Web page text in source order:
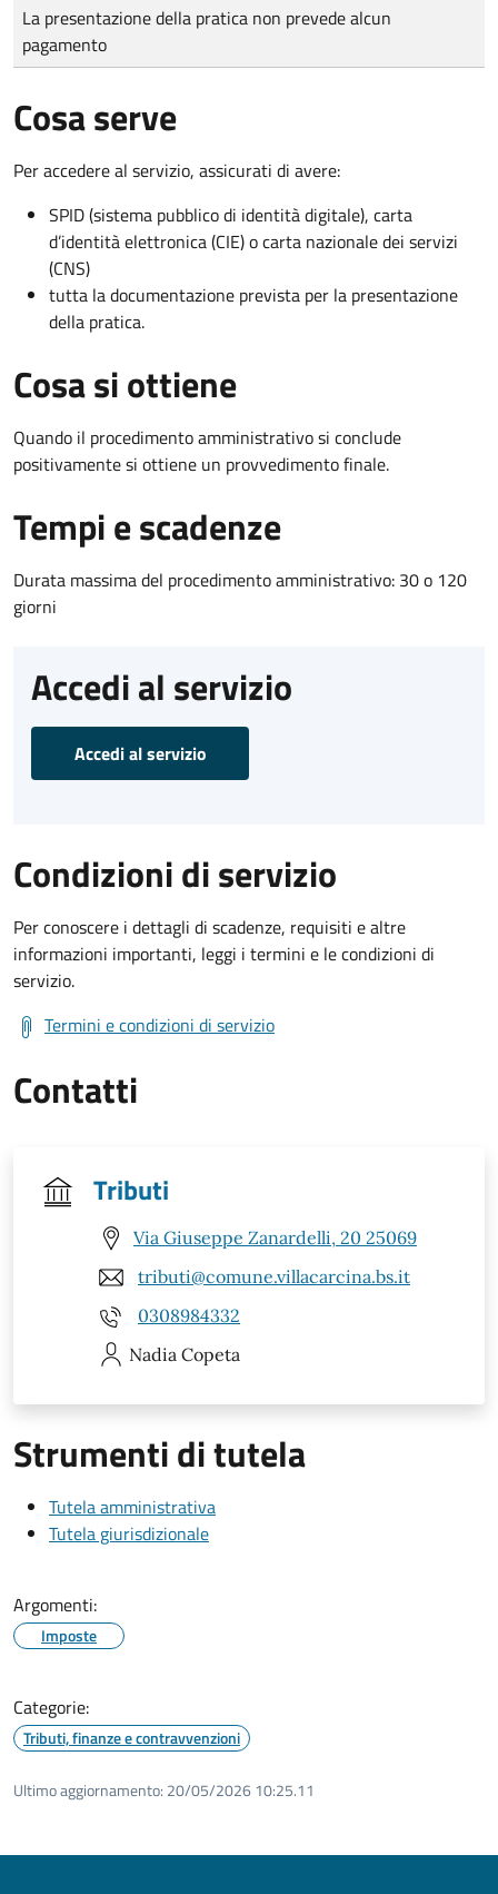
Tipo di pagamento
Importo
La presentazione della pratica non prevede alcun
pagamento
Cosa serve
Per accedere al servizio, assicurati di avere:
SPID (sistema pubblico di identità digitale), carta
d’identità elettronica (CIE) o carta nazionale dei servizi
(CNS)
tutta la documentazione prevista per la presentazione
della pratica.
Cosa si ottiene
Quando il procedimento amministrativo si conclude
positivamente si ottiene un provvedimento finale.
Tempi e scadenze
Durata massima del procedimento amministrativo: 30 o 120
giorni
Accedi al servizio
Accedi al servizio
Condizioni di servizio
Per conoscere i dettagli di scadenze, requisiti e altre
informazioni importanti, leggi i termini e le condizioni di
servizio.
Termini e condizioni di servizio
Contatti
Tributi
Via Giuseppe Zanardelli, 20 25069
tributi@comune.villacarcina.bs.it
0308984332
Nadia Copeta
Strumenti di tutela
Tutela amministrativa
Tutela giurisdizionale
Argomenti:
Imposte
Categorie:
Tributi, finanze e contravvenzioni
Ultimo aggiornamento: 20/05/2026 10:25.11